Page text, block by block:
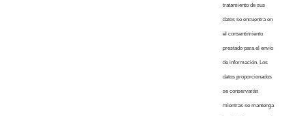
tratamiento de sus
datos se encuentra en
el consentimiento
prestado para el envío
de información. Los
datos proporcionados
se conservarán
mientras se mantenga